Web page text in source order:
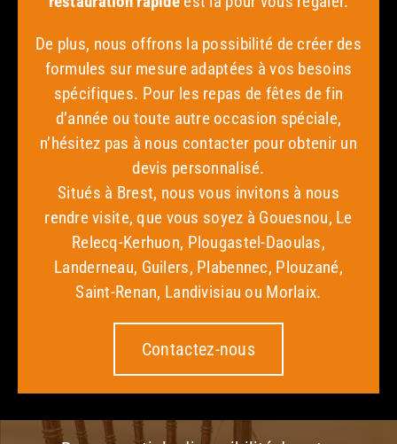
De plus, nous offrons la possibilité de créer des
formules sur mesure adaptées à vos besoins
spécifiques. Pour les repas de fêtes de fin
d’année ou toute autre occasion spéciale,
n’hésitez pas à nous contacter pour obtenir un
devis personnalisé.
Situés à Brest, nous vous invitons à nous
rendre visite, que vous soyez à Gouesnou, Le
Relecq-Kerhuon, Plougastel-Daoulas,
Landerneau, Guilers, Plabennec, Plouzané,
Saint-Renan, Landivisiau ou Morlaix.
Contactez-nous